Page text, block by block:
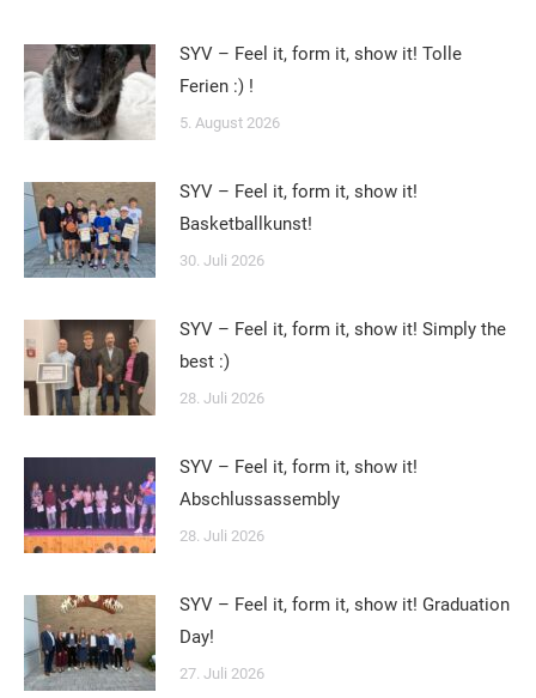
SYV – Feel it, form it, show it! Tolle
Ferien :) !
5. August 2026
SYV – Feel it, form it, show it!
Basketballkunst!
30. Juli 2026
SYV – Feel it, form it, show it! Simply the
best :)
28. Juli 2026
SYV – Feel it, form it, show it!
Abschlussassembly
28. Juli 2026
SYV – Feel it, form it, show it! Graduation
Day!
27. Juli 2026